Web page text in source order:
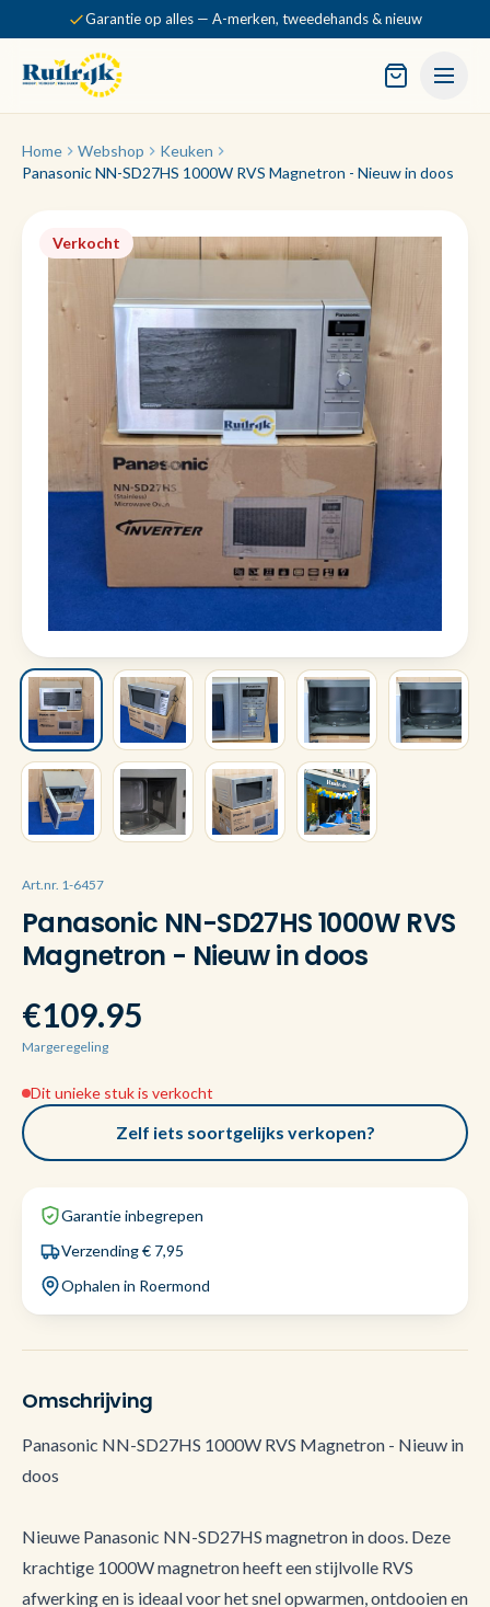
Garantie op alles — A-merken, tweedehands & nieuw
Home Webshop
Keuken
Panasonic NN-SD27HS 1000W RVS Magnetron - Nieuw in doos
Verkocht
Art.nr. 1-6457
Panasonic NN-SD27HS 1000W RVS
Magnetron - Nieuw in doos
€109.95
Margeregeling
Dit unieke stuk is verkocht
Zelf iets soortgelijks verkopen?
Garantie inbegrepen
Verzending € 7,95
Ophalen in Roermond
Omschrijving
Panasonic NN-SD27HS 1000W RVS Magnetron - Nieuw in
doos
Nieuwe Panasonic NN-SD27HS magnetron in doos. Deze
krachtige 1000W magnetron heeft een stijlvolle RVS
afwerking en is ideaal voor het snel opwarmen, ontdooien en